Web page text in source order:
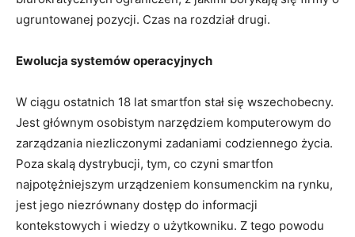
ugruntowanej pozycji. Czas na rozdział drugi.
Ewolucja systemów operacyjnych
W ciągu ostatnich 18 lat smartfon stał się wszechobecny.
Jest głównym osobistym narzędziem komputerowym do
zarządzania niezliczonymi zadaniami codziennego życia.
Poza skalą dystrybucji, tym, co czyni smartfon
najpotężniejszym urządzeniem konsumenckim na rynku,
jest jego niezrównany dostęp do informacji
kontekstowych i wiedzy o użytkowniku. Z tego powodu